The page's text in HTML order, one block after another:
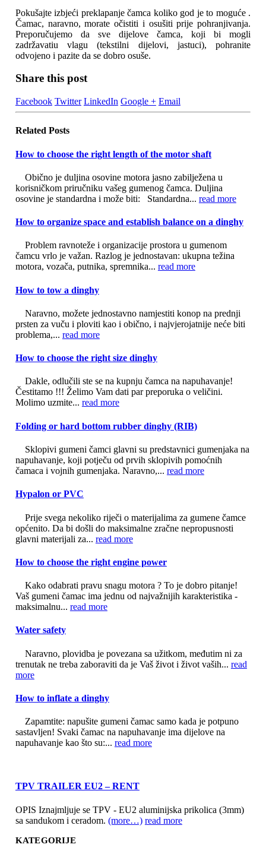
Pokušajte izbjeći preklapanje čamca koliko god je to moguće .
Čamac, naravno, morate očistiti i osušiti prije pohranjivanja.
Preporučujemo da sve dijelove čamca, koji bi mogli
zadržavatiu vlagu (tekstilni dijelovi, jastuci), pohranite
odvojeno i pazite da se dobro osuše.
Share this post
Facebook Twitter LinkedIn Google + Email
Related Posts
How to choose the right length of the motor shaft
Obično je duljina osovine motora jasno zabilježena u
korisničkom priručniku vašeg gumenog čamca. Duljina
osovine je standardna i može biti: Standardna... read more
How to organize space and establish balance on a dinghy
Problem ravnoteže i organizacije prostora u gumenom
čamcu vrlo je važan. Razlog je jednostavan: ukupna težina
motora, vozača, putnika, spremnika... read more
How to tow a dinghy
Naravno, možete jednostavno namjestiti konop na prednji
prsten za vuču i ploviti kao i obično, i najvjerojatnije neće biti
problema,... read more
How to choose the right size dinghy
Dakle, odlučili ste se na kupnju čamca na napuhavanje!
Čestitamo !!! Želimo Vam dati par preporuka o veličini.
Molimo uzmite... read more
Folding or hard bottom rubber dinghy (RIB)
Sklopivi gumeni čamci glavni su predstavnici gumenjaka na
napuhavanje, koji potječu od prvih sklopivih pomoćnih
čamaca i vojnih gumenjaka. Naravno,... read more
Hypalon or PVC
Prije svega nekoliko riječi o materijalima za gumene čamce
općenito. Da bi došli do maksimalne zračne nepropusnosti
glavni materijali za... read more
How to choose the right engine power
Kako odabrati pravu snagu motora ? To je dobro pitanje!
Vaš gumeni čamac ima jednu od najvažnijih karakteristika -
maksimalnu... read more
Water safety
Naravno, plovidba je povezana sa užitkom, međutim ni za
trenutak ne treba zaboraviti da je Vaš život i život vaših... read
more
How to inflate a dinghy
Zapamtite: napušite gumeni čamac samo kada je potpuno
sastavljen! Svaki čamac na napuhavanje ima dijelove na
napuhavanje kao što su:... read more
TPV TRAILER EU2 – RENT
OPIS Iznajmljuje se TPV - EU2 aluminijska prikolica (3mm)
sa sandukom i ceradom. (more…) read more
KATEGORIJE